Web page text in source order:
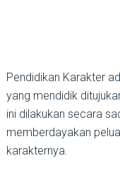
Pendidikan Karakter
yang mendidik
ini dilakukan secara
memberdayakan
karakternya.